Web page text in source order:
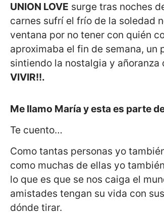
UNION LOVE surge tras noches
carnes sufrí el frío de la soledad
ventana por no tener con quién
aproximaba el fin de semana, un
sintiendo la nostalgia y
VIVIR!!.
Me llamo María y esta es parte
Te cuento…
Como tantas personas yo
como muchas de ellas yo
lo que es que se nos caiga el
amistades tengan su vida con
dónde tirar.